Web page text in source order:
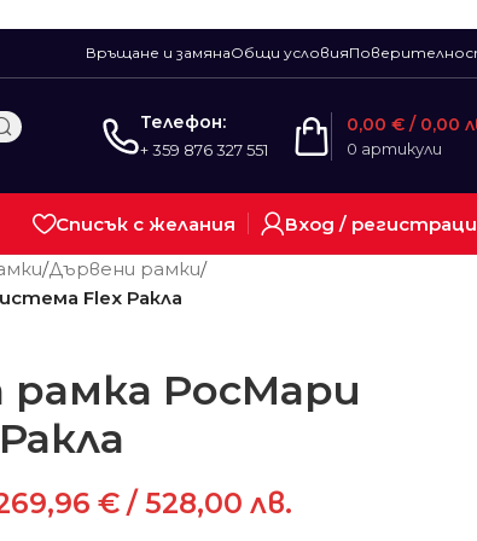
Връщане и замянаОбщи условия
Телефон:
+ 359 876 327 551 0 артикули
0,00 € / 0,00
Списък с желания
Вход /
/Дървени рамки/
Flex Ракла
РосМари
€ / 528,00 лв.